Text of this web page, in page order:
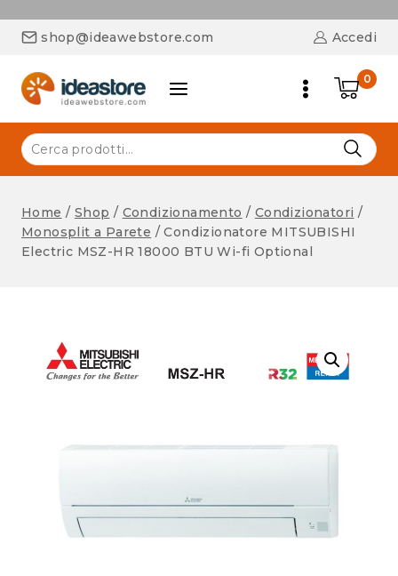
shop@ideawebstore.com Accedi
0
Home / Shop / Condizionamento / Condizionatori /
Monosplit a Parete / Condizionatore MITSUBISHI
Electric MSZ-HR 18000 BTU Wi-fi Optional